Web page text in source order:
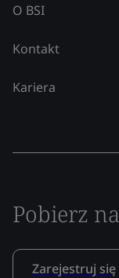
O BSI
Kontakt
Kariera
Pobierz
Zarejestruj się